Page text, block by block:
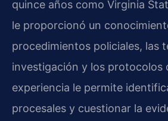
quince años como Virginia
le proporcionó un
procedimientos policiales, las
investigación y los protocolos
experiencia le permite
procesales y cuestionar la